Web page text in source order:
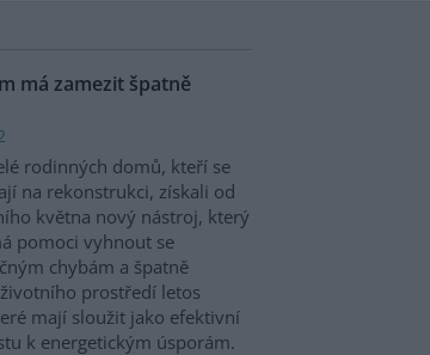
má zamezit špatně
rodinných domů, kteří se
na rekonstrukci, získali od
května nový nástroj, který
pomoci vyhnout se
chybám a špatně
prostředí letos
mají sloužit jako efektivní
k energetickým úsporám.